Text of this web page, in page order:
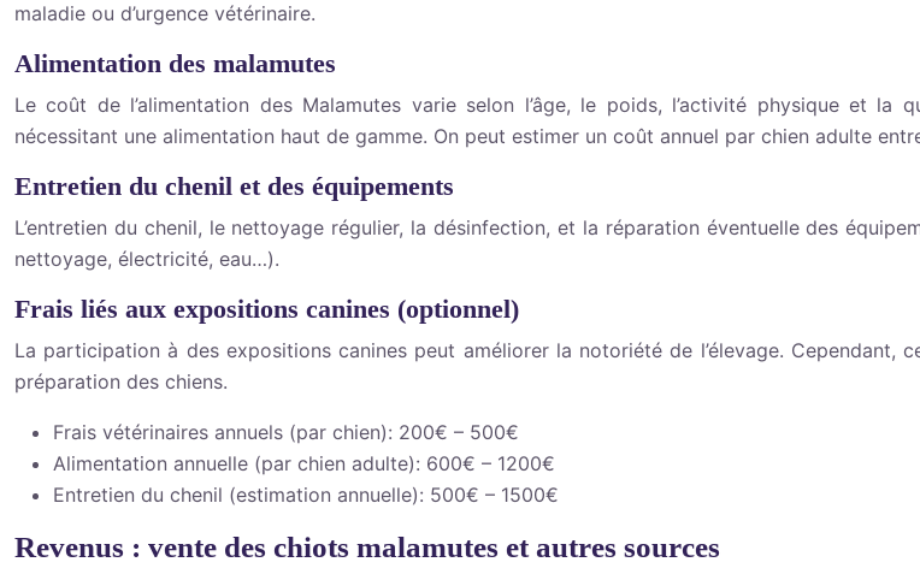
maladie ou d’urgence vétérinaire.
Alimentation des malamutes
Le coût de l’alimentation des Malamutes varie selon l’âge, le poids, l’activité physique et
nécessitant une alimentation haut de gamme. On peut estimer un coût annuel par chien adulte
Entretien du chenil et des équipements
L’entretien du chenil, le nettoyage régulier, la désinfection, et la réparation éventuelle des
nettoyage, électricité, eau…).
Frais liés aux expositions canines (optionnel)
La participation à des expositions canines peut améliorer la notoriété de l’élevage. Cependant,
préparation des chiens.
Frais vétérinaires annuels (par chien): 200€ – 500€
Alimentation annuelle (par chien adulte): 600€ – 1200€
Entretien du chenil (estimation annuelle): 500€ – 1500€
Revenus : vente des chiots malamutes et autres sources